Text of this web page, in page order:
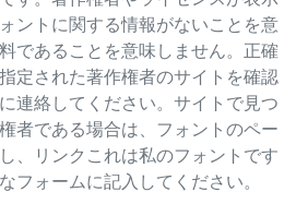
ントに関する情報がないことを意
であることを意味しません。正確
定された著作権者のサイトを確認
連絡してください。サイトで見つ
者である場合は、フォントのペー
、リンクこれは私のフォントです
フォームに記入してください。